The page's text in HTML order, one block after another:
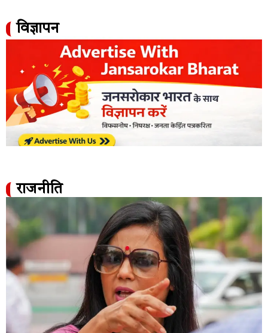
विज्ञापन
राजनीति